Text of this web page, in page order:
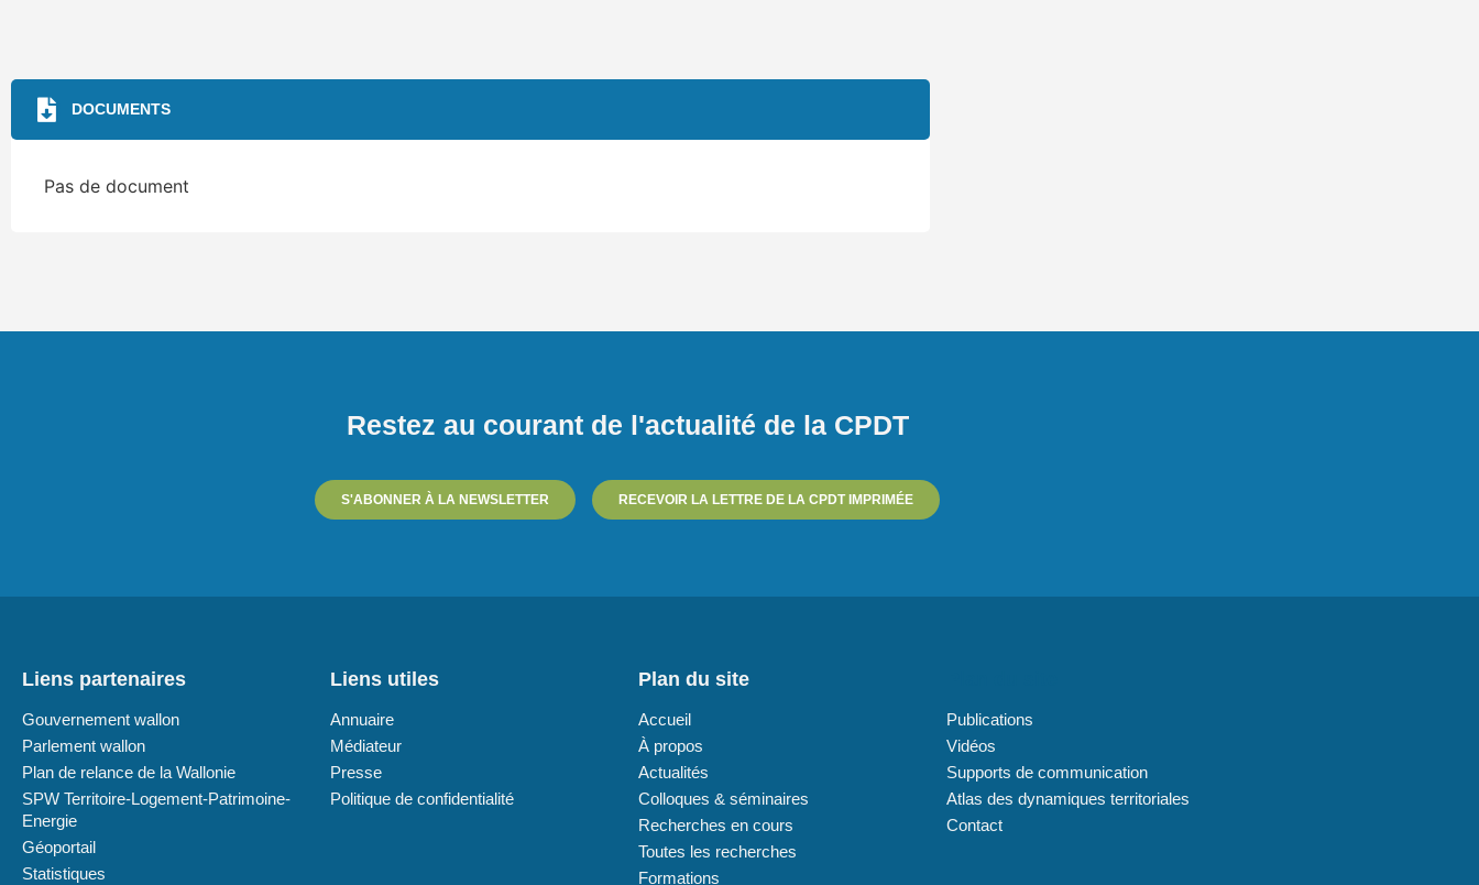
DOCUMENTS
Pas de document
Restez au courant de l'actualité de la CPDT
S'ABONNER À LA NEWSLETTER RECEVOIR LA LETTRE DE LA CPDT IMPRIMÉE
Liens partenaires
Gouvernement wallon
Parlement wallon
Plan de relance de la Wallonie
SPW Territoire-Logement-Patrimoine-
Energie
Géoportail
Statistiques
Liens utiles
Annuaire
Médiateur
Presse
Politique de confidentialité
Plan du site
Accueil
À propos
Actualités
Colloques & séminaires
Recherches en cours
Toutes les recherches
Formations
Publications
Vidéos
Supports de communication
Atlas des dynamiques territoriales
Contact